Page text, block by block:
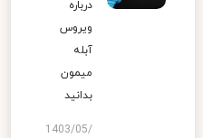
درباره
ویروس
آبله
میمون
بدانید
1403/05/